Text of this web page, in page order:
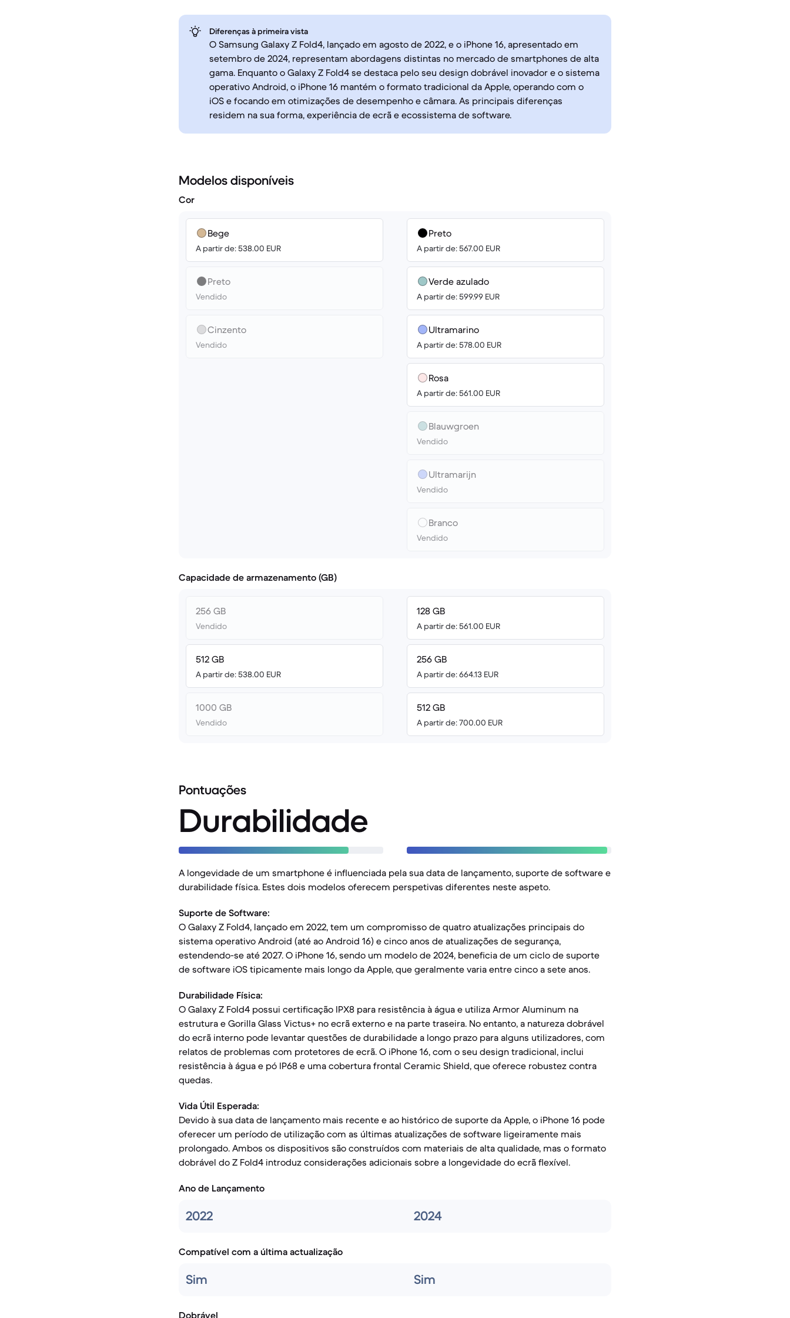
Diferenças à primeira vista
O Samsung Galaxy Z Fold4, lançado em agosto de 2022, e o iPhone 16, apresentado em
setembro de 2024, representam abordagens distintas no mercado de smartphones de alta
gama. Enquanto o Galaxy Z Fold4 se destaca pelo seu design dobrável inovador e o sistema
operativo Android, o iPhone 16 mantém o formato tradicional da Apple, operando com o
iOS e focando em otimizações de desempenho e câmara. As principais diferenças
residem na sua forma, experiência de ecrã e ecossistema de software.
Modelos disponíveis
Cor
Bege
A partir de: 538.00 EUR
Preto
Vendido
Cinzento
Vendido
Preto
A partir de: 567.00 EUR
Verde azulado
A partir de: 599.99 EUR
Ultramarino
A partir de: 578.00 EUR
Rosa
A partir de: 561.00 EUR
Blauwgroen
Vendido
Ultramarijn
Vendido
Branco
Vendido
Capacidade de armazenamento (GB)
256 GB
Vendido
512 GB
A partir de: 538.00 EUR
1000 GB
Vendido
128 GB
A partir de: 561.00 EUR
256 GB
A partir de: 664.13 EUR
512 GB
A partir de: 700.00 EUR
Pontuações
Durabilidade
A longevidade de um smartphone é influenciada pela sua data de lançamento, suporte de software e
durabilidade física. Estes dois modelos oferecem perspetivas diferentes neste aspeto.
Suporte de Software:
O Galaxy Z Fold4, lançado em 2022, tem um compromisso de quatro atualizações principais do
sistema operativo Android (até ao Android 16) e cinco anos de atualizações de segurança,
estendendo-se até 2027. O iPhone 16, sendo um modelo de 2024, beneficia de um ciclo de suporte
de software iOS tipicamente mais longo da Apple, que geralmente varia entre cinco a sete anos.
Durabilidade Física:
O Galaxy Z Fold4 possui certificação IPX8 para resistência à água e utiliza Armor Aluminum na
estrutura e Gorilla Glass Victus+ no ecrã externo e na parte traseira. No entanto, a natureza dobrável
do ecrã interno pode levantar questões de durabilidade a longo prazo para alguns utilizadores, com
relatos de problemas com protetores de ecrã. O iPhone 16, com o seu design tradicional, inclui
resistência à água e pó IP68 e uma cobertura frontal Ceramic Shield, que oferece robustez contra
quedas.
Vida Útil Esperada:
Devido à sua data de lançamento mais recente e ao histórico de suporte da Apple, o iPhone 16 pode
oferecer um período de utilização com as últimas atualizações de software ligeiramente mais
prolongado. Ambos os dispositivos são construídos com materiais de alta qualidade, mas o formato
dobrável do Z Fold4 introduz considerações adicionais sobre a longevidade do ecrã flexível.
Ano de Lançamento
2022 2024
Compatível com a última actualização
Sim Sim
Dobrável